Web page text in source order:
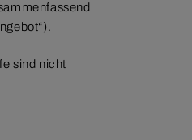
sind nicht